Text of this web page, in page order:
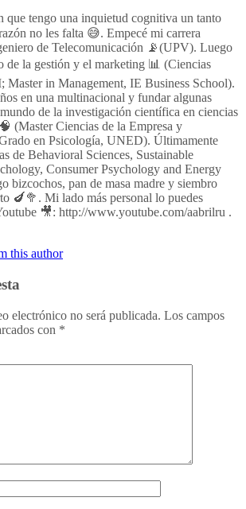
que tengo una inquietud cognitiva un tanto
no les falta 😅. Empecé mi carrera
de Telecomunicación 📡(UPV). Luego
de la gestión y el marketing 📊 (Ciencias
Master in Management, IE Business School).
en una multinacional y fundar algunas
de la investigación científica en ciencias
(Master Ciencias de la Empresa y
en Psicología, UNED). Últimamente
de Behavioral Sciences, Sustainable
Consumer Psychology and Energy
bizcochos, pan de masa madre y siembro
🍆🥦. Mi lado más personal lo puedes
🎥: http://www.youtube.com/aabrilru .
this author
electrónico no será publicada. Los campos
con *